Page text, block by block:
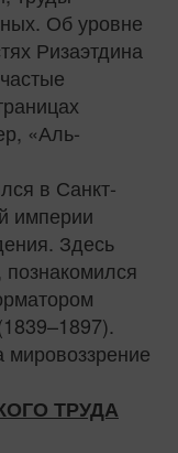
Об уровне
Ризаэтдина
«Аль-
в Санкт-
империи
Здесь
ТРУДА